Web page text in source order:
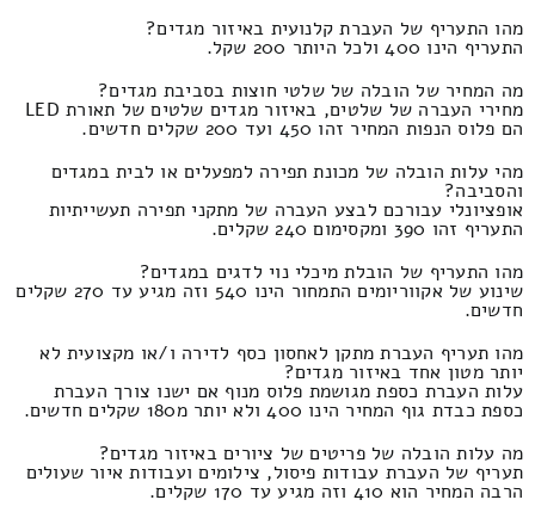
מהו התעריף של העברת קלנועית באיזור מגדים?
התעריף הינו 400 ולכל היותר 200 שקל.
מה המחיר של הובלה של שלטי חוצות בסביבת מגדים?
מחירי העברה של שלטים, באיזור מגדים שלטים של תאורת LED
הם פלוס הנפות המחיר זהו 450 ועד 200 שקלים חדשים.
מהי עלות הובלה של מכונת תפירה למפעלים או לבית במגדים
והסביבה?
אופציונלי עבורכם לבצע העברה של מתקני תפירה תעשייתיות
התעריף זהו 390 ומקסימום 240 שקלים.
מהו התעריף של הובלת מיכלי נוי לדגים במגדים?
שינוע של אקווריומים התמחור הינו 540 וזה מגיע עד 270 שקלים
חדשים.
מהו תעריף העברת מתקן לאחסון כסף לדירה ו/או מקצועית לא
יותר מטון אחד באיזור מגדים?
עלות העברת כספת מגושמת פלוס מנוף אם ישנו צורך העברת
כספת כבדת גוף המחיר הינו 400 ולא יותר מ180 שקלים חדשים.
מה עלות הובלה של פריטים של ציורים באיזור מגדים?
תעריף של העברת עבודות פיסול, צילומים ועבודות איור שעולים
הרבה המחיר הוא 410 וזה מגיע עד 170 שקלים.